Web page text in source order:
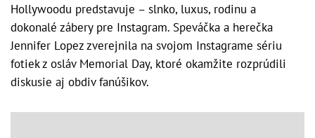
Hollywoodu predstavuje – slnko, luxus, rodinu a
dokonalé zábery pre Instagram. Speváčka a herečka
Jennifer Lopez zverejnila na svojom Instagrame sériu
fotiek z osláv Memorial Day, ktoré okamžite rozprúdili
diskusie aj obdiv fanúšikov.